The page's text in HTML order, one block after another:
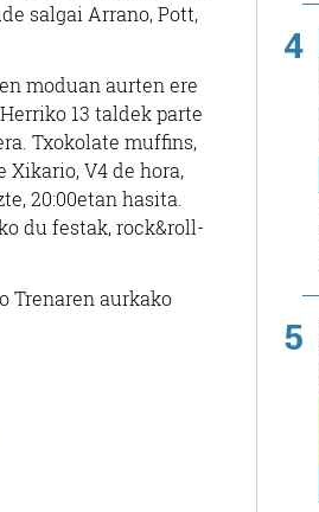
salgai Arrano, Pott,
moduan aurten ere
13 taldek parte
Txokolate muffins,
Xikario, V4 de hora,
20:00etan hasita.
du festak, rock&roll-
Trenaren aurkako
4
5